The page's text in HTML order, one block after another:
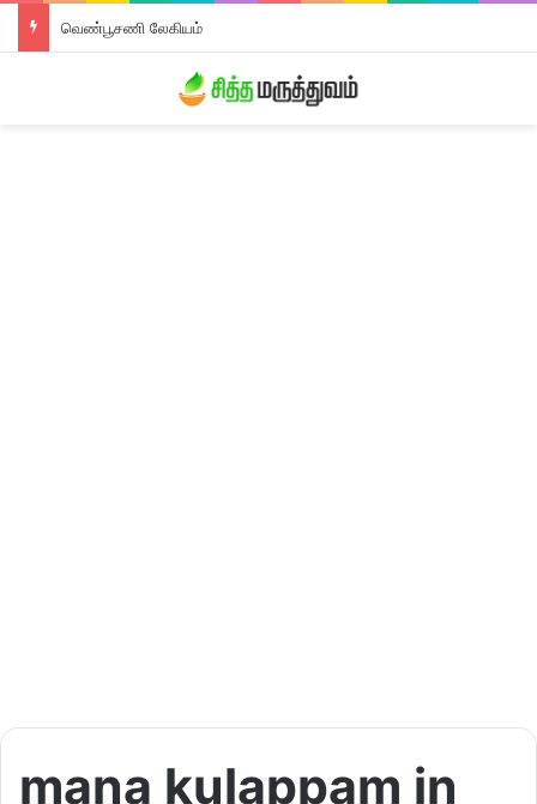
வெண்பூசணி லேகியம்
mana kulappam in